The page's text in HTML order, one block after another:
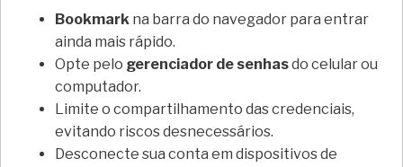
Bookmark na barra do navegador para entrar
ainda mais rápido.
Opte pelo gerenciador de senhasdo celular ou
computador.
Limite o compartilhamento das credenciais,
evitando riscos desnecessários.
Desconecte sua conta em dispositivos de